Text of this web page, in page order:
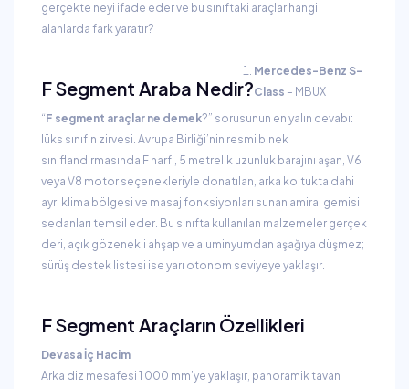
gerçekte neyi ifade eder ve bu sınıftaki araçlar hangi
alanlarda fark yaratır?
F Segment Araba Nedir?
“F segment araçlar ne demek?” sorusunun en yalın cevabı:
lüks sınıfın zirvesi. Avrupa Birliği’nin resmi binek
sınıflandırmasında F harfi, 5 metrelik uzunluk barajını aşan, V6
veya V8 motor seçenekleriyle donatılan, arka koltukta dahi
ayrı klima bölgesi ve masaj fonksiyonları sunan amiral gemisi
sedanları temsil eder. Bu sınıfta kullanılan malzemeler gerçek
deri, açık gözenekli ahşap ve aluminyumdan aşağıya düşmez;
sürüş destek listesi ise yarı otonom seviyeye yaklaşır.
F Segment Araçların Özellikleri
Devasa İç Hacim
Arka diz mesafesi 1 000 mm’ye yaklaşır, panoramik tavan
Mercedes-Benz S-
Class – MBUX